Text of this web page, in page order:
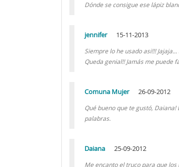
Dónde se consigue ese lápiz
jennifer 15-11-2013
Siempre lo he usado asi!!!
Queda genial!! Jamás me puede
Comuna Mujer 26-09-2012
Qué bueno que te gustó,
palabras.
Daiana 25-09-2012
Me encanto el truco para que